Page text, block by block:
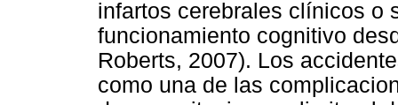
infartos cerebrales clínicos o
funcionamiento cognitivo
Roberts, 2007). Los
como una de las